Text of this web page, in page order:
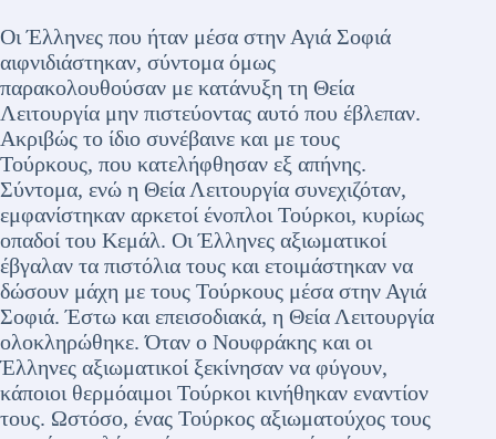
Οι Έλληνες που ήταν μέσα στην Αγιά Σοφιά
αιφνιδιάστηκαν, σύντομα όμως
παρακολουθούσαν με κατάνυξη τη Θεία
Λειτουργία μην πιστεύοντας αυτό που έβλεπαν.
Ακριβώς το ίδιο συνέβαινε και με τους
Τούρκους, που κατελήφθησαν εξ απήνης.
Σύντομα, ενώ η Θεία Λειτουργία συνεχιζόταν,
εμφανίστηκαν αρκετοί ένοπλοι Τούρκοι, κυρίως
οπαδοί του Κεμάλ. Οι Έλληνες αξιωματικοί
έβγαλαν τα πιστόλια τους και ετοιμάστηκαν να
δώσουν μάχη με τους Τούρκους μέσα στην Αγιά
Σοφιά. Έστω και επεισοδιακά, η Θεία Λειτουργία
ολοκληρώθηκε. Όταν ο Νουφράκης και οι
Έλληνες αξιωματικοί ξεκίνησαν να φύγουν,
κάποιοι θερμόαιμοι Τούρκοι κινήθηκαν εναντίον
τους. Ωστόσο, ένας Τούρκος αξιωματούχος τους